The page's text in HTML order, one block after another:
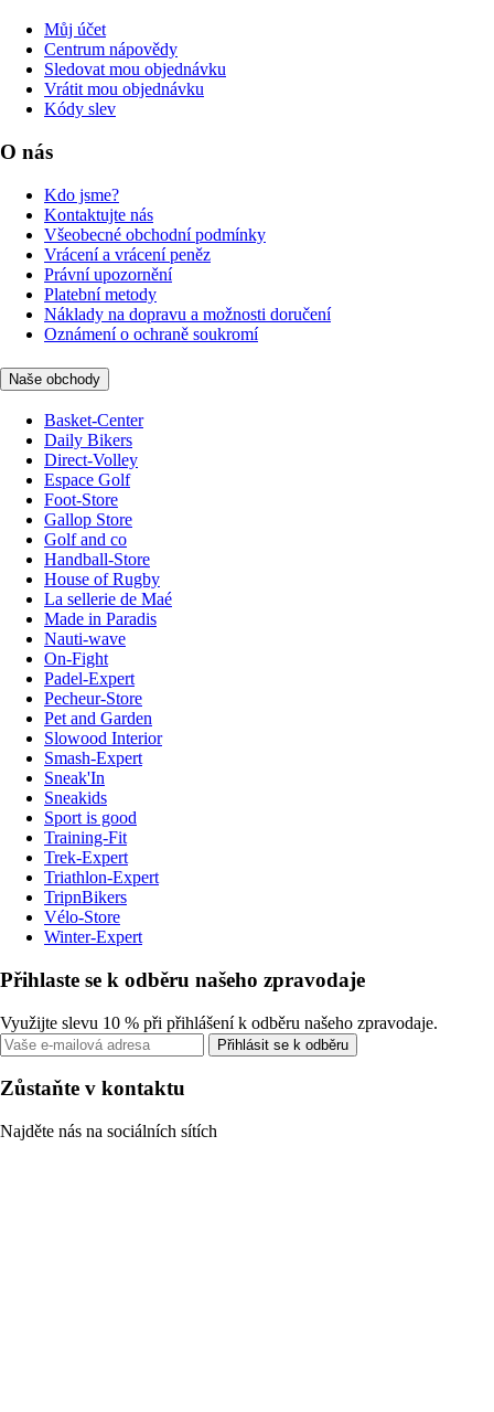
Můj účet
Centrum nápovědy
Sledovat mou objednávku
Vrátit mou objednávku
Kódy slev
O nás
Kdo jsme?
Kontaktujte nás
Všeobecné obchodní podmínky
Vrácení a vrácení peněz
Právní upozornění
Platební metody
Náklady na dopravu a možnosti doručení
Oznámení o ochraně soukromí
Naše obchody
Basket-Center
Daily Bikers
Direct-Volley
Espace Golf
Foot-Store
Gallop Store
Golf and co
Handball-Store
House of Rugby
La sellerie de Maé
Made in Paradis
Nauti-wave
On-Fight
Padel-Expert
Pecheur-Store
Pet and Garden
Slowood Interior
Smash-Expert
Sneak'In
Sneakids
Sport is good
Training-Fit
Trek-Expert
Triathlon-Expert
TripnBikers
Vélo-Store
Winter-Expert
Přihlaste se k odběru našeho zpravodaje
Využijte slevu 10 % při přihlášení k odběru našeho zpravodaje.
Přihlásit se k odběru
Zůstaňte v kontaktu
Najděte nás na sociálních sítích